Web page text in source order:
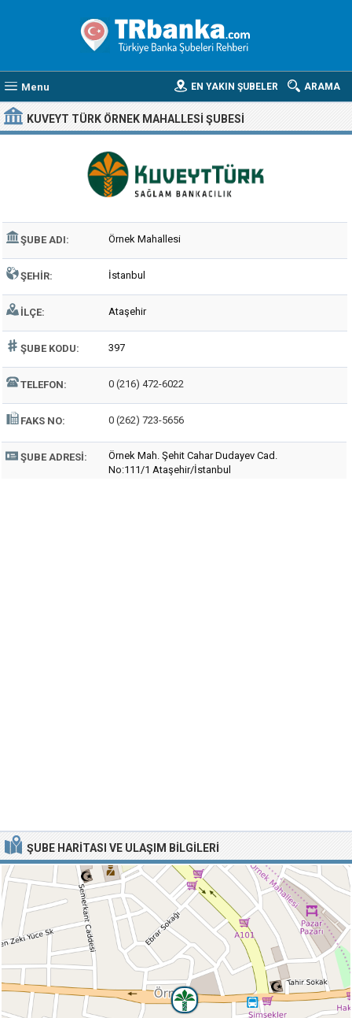
Menu ARAMA
EN YAKIN ŞUBELER
KUVEYT TÜRK ÖRNEK MAHALLESI ŞUBESI
ŞUBE ADI: Örnek Mahallesi
ŞEHIR: İstanbul
İLÇE: Ataşehir
ŞUBE KODU: 397
TELEFON: 0 (216) 472-6022
FAKS NO: 0 (262) 723-5656
ŞUBE ADRESI:
Örnek Mah. Şehit Cahar Dudayev Cad.
No:111/1 Ataşehir/İstanbul
ŞUBE HARITASI VE ULAŞIM BILGILERI